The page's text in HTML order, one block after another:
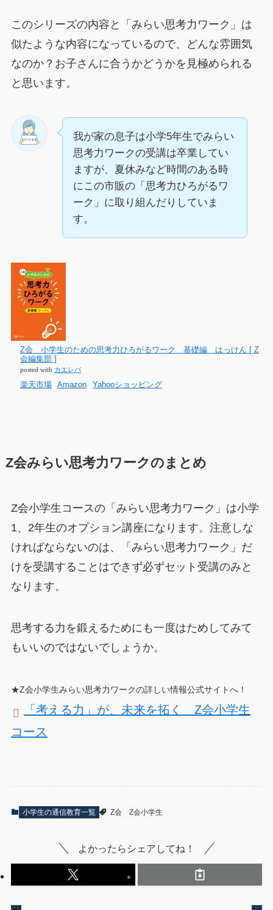
このシリーズの内容と「みらい思考力ワーク」は
似たような内容になっているので、どんな雰囲気
なのか？お子さんに合うかどうかを見極められる
と思います。
我が家の息子は小学5年生でみらい
思考力ワークの受講は卒業してい
ますが、夏休みなど時間のある時
にこの市販の「思考力ひろがるワ
ーク」に取り組んだりしていま
す。
Z会 小学生のための思考力ひろがるワーク 基礎編 はっけん [ Z
会編集部 ]
posted with カエレバ
楽天市場 Amazon Yahooショッピング
Z会みらい思考力ワークのまとめ
Z会小学生コースの「みらい思考力ワーク」は小学
1、2年生のオプション講座になります。注意しな
ければならないのは、「みらい思考力ワーク」だ
けを受講することはできず必ずセット受講のみと
なります。
思考する力を鍛えるためにも一度はためしてみて
もいいのではないでしょうか。
★Z会小学生みらい思考力ワークの詳しい情報公式サイトへ！
「考える力」が、未来を拓く Z会小学生
コース
小学生の通信教育一覧 Z会 Z会小学生
よかったらシェアしてね！